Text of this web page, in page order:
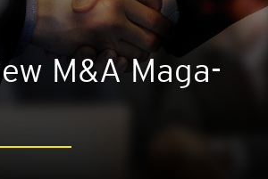
M&A Maga­